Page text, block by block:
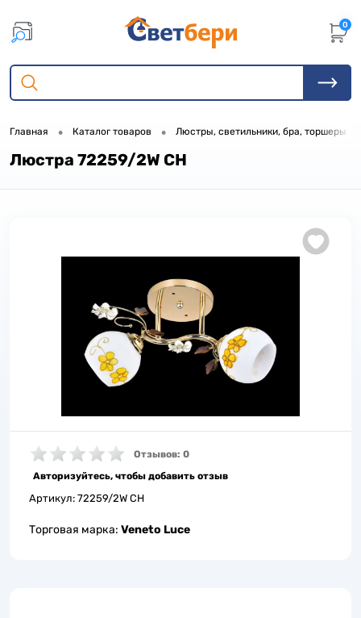
0
Главная • Каталог товаров • Люстры, светильники, бра, торшеры
Люстра 72259/2W CH
Отзывов: 0
Авторизуйтесь, чтобы добавить отзыв
Артикул: 72259/2W CH
Торговая марка: Veneto Luce